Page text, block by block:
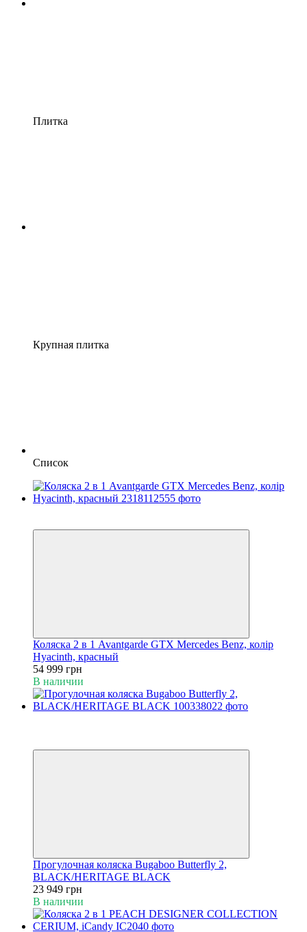
Плитка
Крупная плитка
Список
Коляска 2 в 1 Avantgarde GTX Mercedes Benz, колір
Hyacinth, красный
54 999 грн
В наличии
Прогулочная коляска Bugaboo Butterfly 2,
BLACK/HERITAGE BLACK
23 949 грн
В наличии